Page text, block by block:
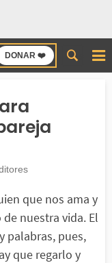
DONAR ❤️
que nos ama y
nuestra vida. El
palabras, pues,
que regarlo y